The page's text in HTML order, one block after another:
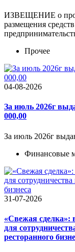
ИЗВЕЩЕНИЕ о
размещения
Прочее
04-08-2026
За июль 2026г
000,00
За июль 2026г
Финансовые
31-07-2026
«Свежая сделка»:
для
ресторанного